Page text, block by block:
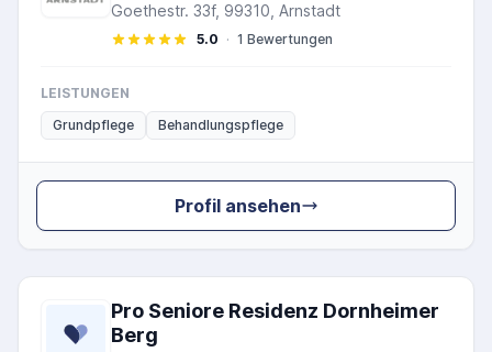
Goethestr. 33f, 99310, Arnstadt
5.0 · 1 Bewertungen
LEISTUNGEN
Grundpflege
Behandlungspflege
Profil ansehen
Pro Seniore Residenz Dornheimer
Berg